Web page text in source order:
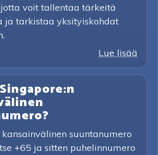
voit tallentaa tärkeitä
ja tarkistaa yksityiskohdat
Lue lisää
kansainvälinen suuntanumero
+65 ja sitten puhelinnumero